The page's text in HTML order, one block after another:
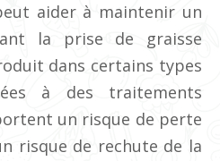
aider à maintenir un
la prise de graisse
dans certains types
à des traitements
un risque de perte
risque de rechute de la